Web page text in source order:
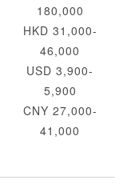
180,000
HKD 31,000-
46,000
USD 3,900-
5,900
CNY 27,000-
41,000